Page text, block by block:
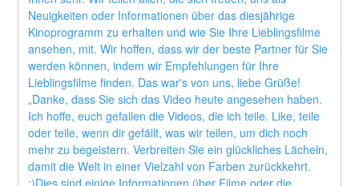
Neuigkeiten oder Informationen über das diesjährige
Kinoprogramm zu erhalten und wie Sie Ihre Lieblingsfilme
ansehen, mit. Wir hoffen, dass wir der beste Partner für Sie
werden können, indem wir Empfehlungen für Ihre
Lieblingsfilme finden. Das war's von uns, liebe Grüße!
„Danke, dass Sie sich das Video heute angesehen haben.
Ich hoffe, euch gefallen die Videos, die ich teile. Like, teile
oder teile, wenn dir gefällt, was wir teilen, um dich noch
mehr zu begeistern. Verbreiten Sie ein glückliches Lächeln,
damit die Welt in einer Vielzahl von Farben zurückkehrt.
:)Dies sind einige Informationen über Filme oder die